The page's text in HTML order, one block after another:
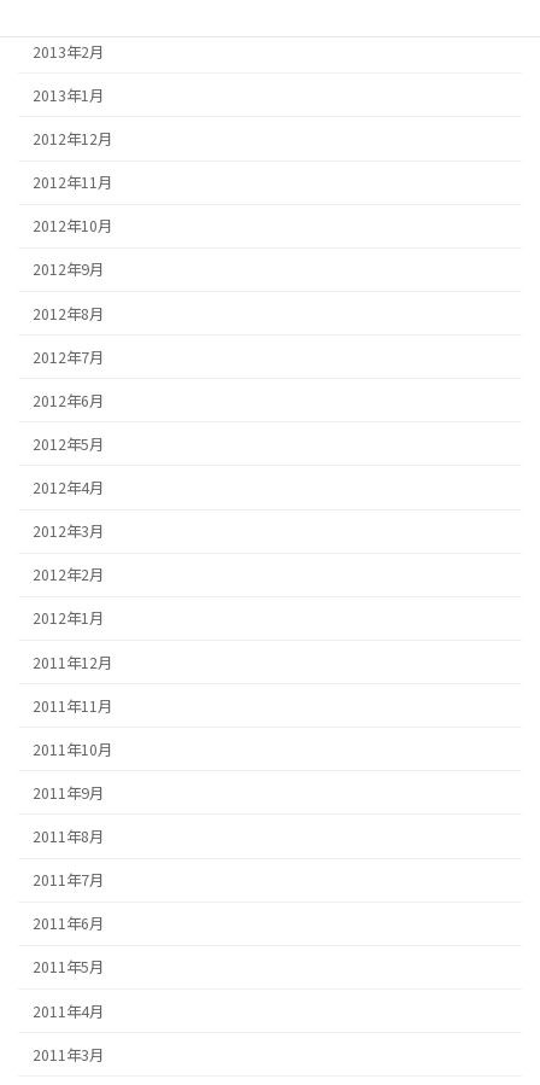
2013年2月
2013年1月
2012年12月
2012年11月
2012年10月
2012年9月
2012年8月
2012年7月
2012年6月
2012年5月
2012年4月
2012年3月
2012年2月
2012年1月
2011年12月
2011年11月
2011年10月
2011年9月
2011年8月
2011年7月
2011年6月
2011年5月
2011年4月
2011年3月